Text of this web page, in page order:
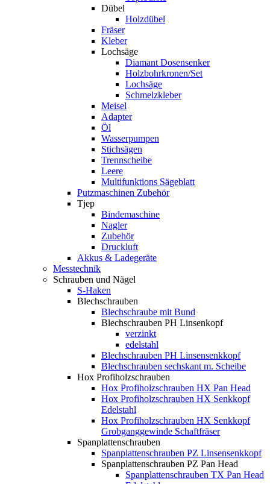
Dübel
Holzdübel
Fräser
Kleber
Lochsäge
Diamant Dosensenker
Holzbohrkronen/Set
Lochsäge
Schmelzkleber
Meisel
Adapter
Öl
Wasserpumpen
Stichsägen
Trennscheibe
Leere
Multifunktions Sägeblatt
Putzmaschinen Zubehör
Tjep
Bindemaschine
Nagler
Zubehör
Druckluft
Akkus & Ladegeräte
Messtechnik
Schrauben und Nägel
S-Haken
Blechschrauben
Blechschraube mit Bund
Blechschrauben PH Linsenkopf
verzinkt
edelstahl
Blechschrauben PH Linsensenkkopf
Blechschrauben sechskant m. Scheibe
Hox Profiholzschrauben
Hox Profiholzschrauben HX Pan Head
Hox Profiholzschrauben HX Senkkopf
Edelstahl
Hox Profiholzschrauben HX Senkkopf
Grobganggewinde Schaftfräser
Spanplattenschrauben
Spanplattenschrauben PZ Linsensenkkopf
Spanplattenschrauben PZ Pan Head
Spanplattenschrauben TX Pan Head